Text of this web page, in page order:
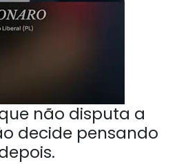
não disputa a
decide pensando